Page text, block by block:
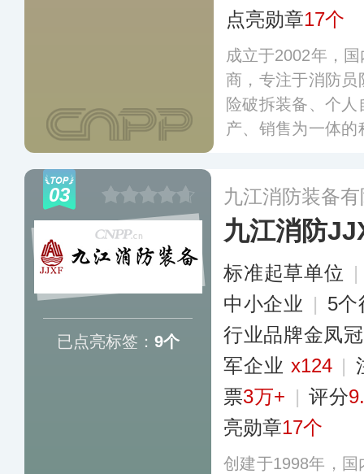
点亮勋章17个
成立于2002年，
商，专注于消防
险破拆装备、个
产、销售为一体
术空白，成为全国
03
已点亮标签： 9个
九江消防装备
九江消防
标准起草单位
中小企业 | 5个
行业品牌金凤冠
军企业 x124 |
票3万+ | 评分
亮勋章17个
创建于1998年，